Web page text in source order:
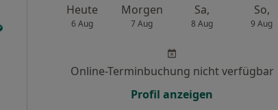
Heute
6 Aug
Morgen
7 Aug
Sa,
8 Aug
So,
9 Aug
Online-Terminbuchung nicht verfügbar
Profil anzeigen